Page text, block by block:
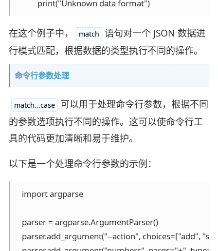
           print("Unknown data format")
在这个例子中， match
语句对一个 JSON 数据进
行模式匹配，根据数据的类型执行不同的操作。
命令行参数处理
match...case
可以用于处理命令行参数，根据不同
的参数选项执行不同的操作。这可以使命令行工
具的代码更加清晰和易于维护。
以下是一个处理命令行参数的示例：
   import argparse
   parser = argparse.ArgumentParser()
parser.add_argument("--action", choices=["add",